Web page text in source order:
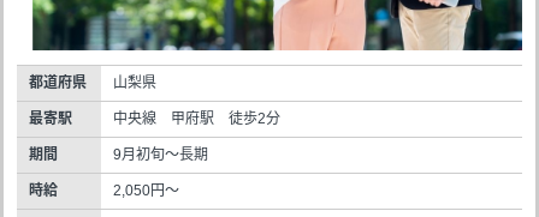
都道府県 山梨県
最寄駅 中央線 甲府駅 徒歩2分
期間 9月初旬～長期
時給 2,050円～